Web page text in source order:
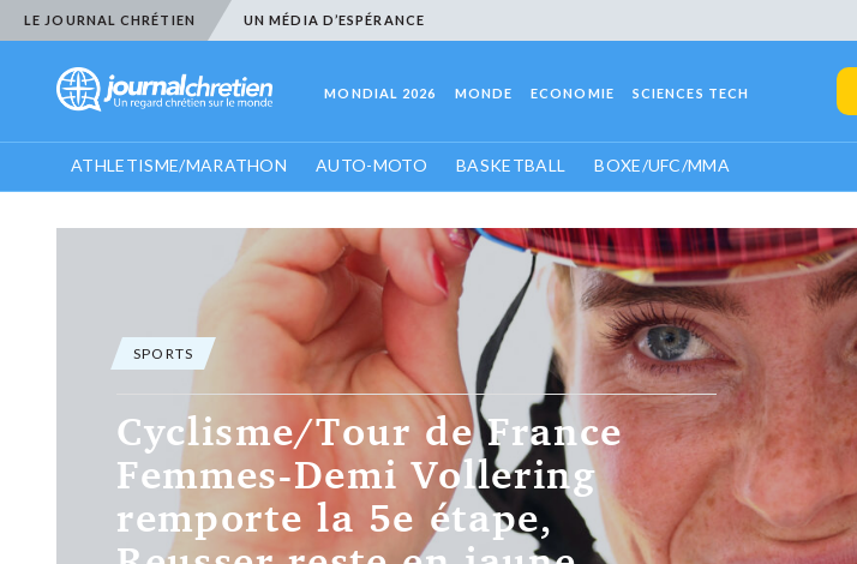
LE JOURNAL CHRÉTIEN UN MÉDIA D’ESPÉRANCE
MONDIAL 2026 MONDE ECONOMIE SCIENCES TECH
ATHLETISME/MARATHON AUTO-MOTO BASKETBALL BOXE/UFC/MMA
SPORTS
Football: Infantino, toujours
en difficulté, organise une
réunion de crise au Maroc